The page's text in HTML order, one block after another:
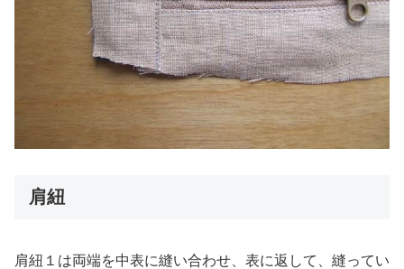
肩紐
肩紐１は両端を中表に縫い合わせ、表に返して、縫ってい